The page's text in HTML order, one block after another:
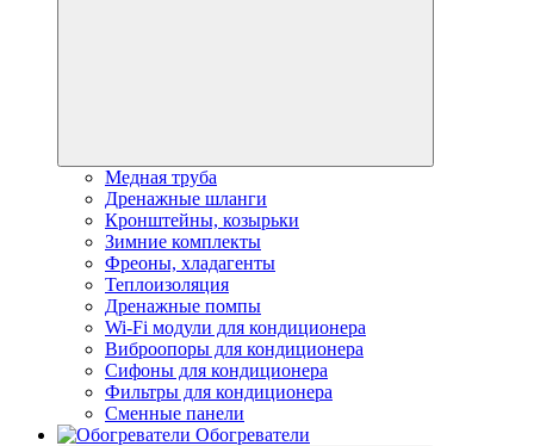
Медная труба
Дренажные шланги
Кронштейны, козырьки
Зимние комплекты
Фреоны, хладагенты
Теплоизоляция
Дренажные помпы
Wi-Fi модули для кондиционера
Виброопоры для кондиционера
Сифоны для кондиционера
Фильтры для кондиционера
Сменные панели
Обогреватели